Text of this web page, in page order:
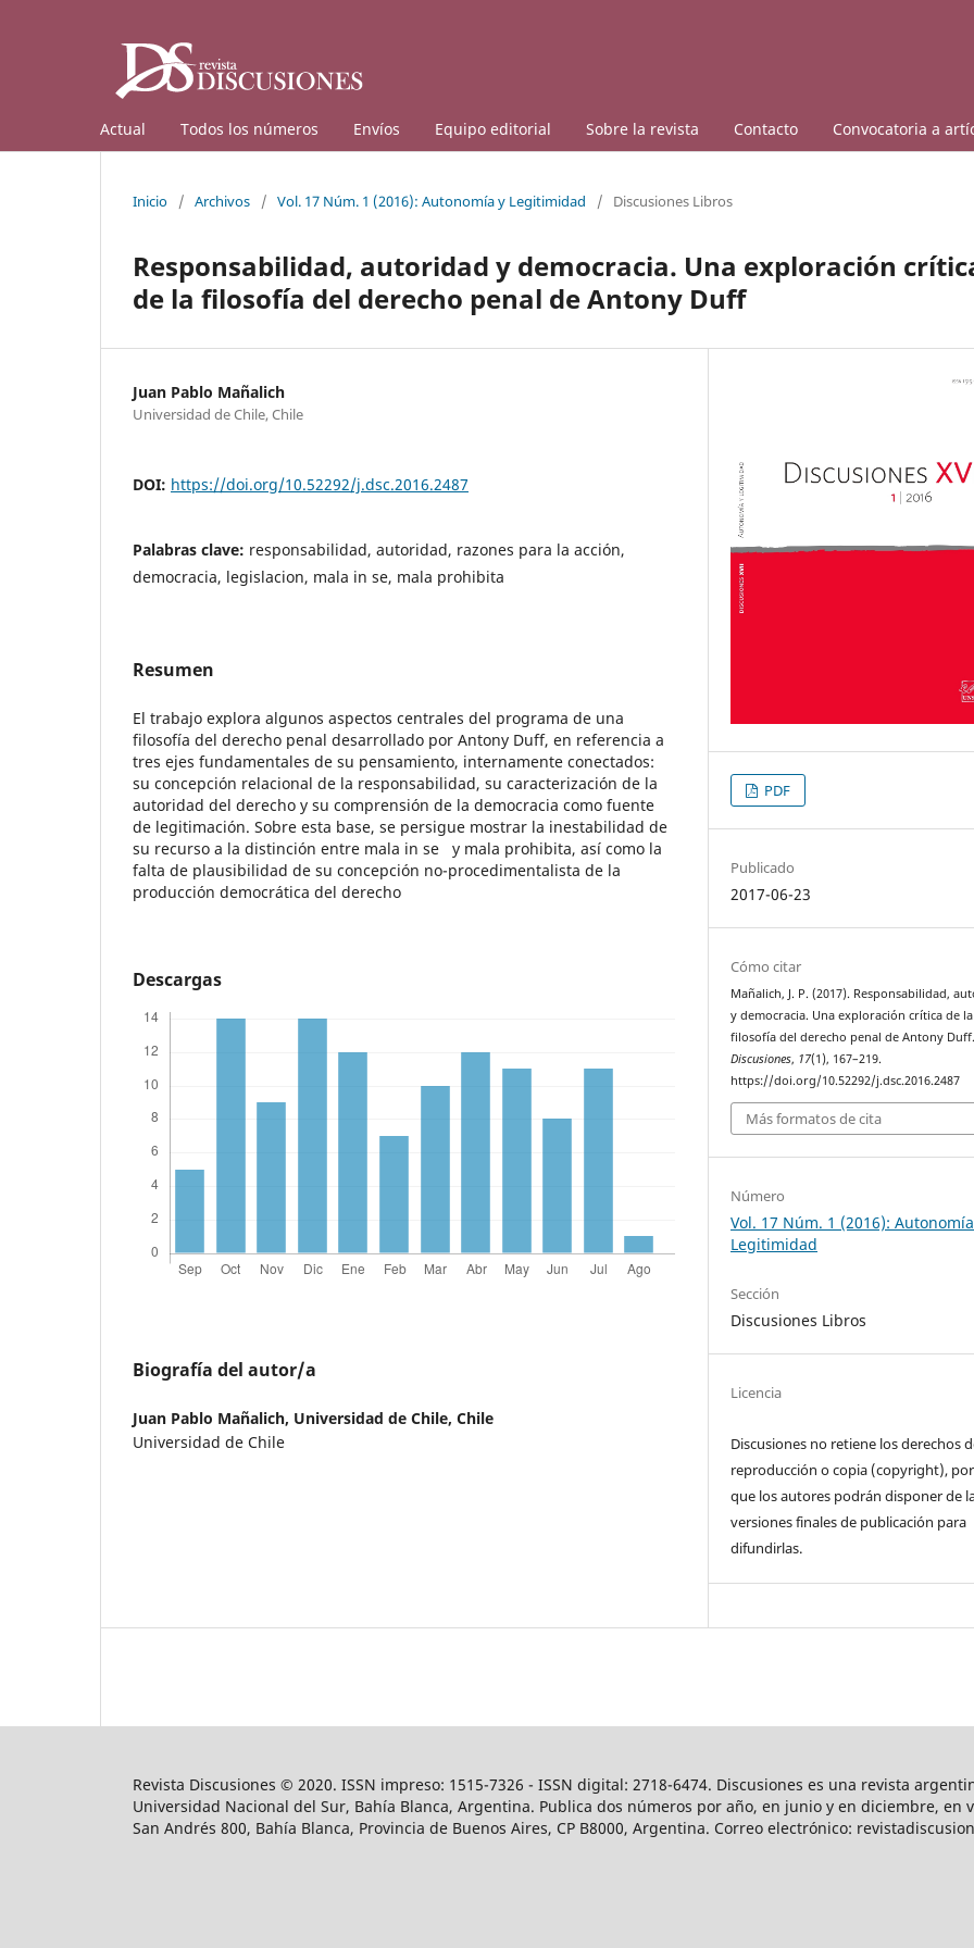
Actual Todos los números Envíos Equipo editorial Sobre la revista Contacto Convocatoria a
Inicio / Archivos / Vol. 17 Núm. 1 (2016): Autonomía y Legitimidad / Discusiones Libros
Responsabilidad, autoridad y democracia. Una exploración
de la filosofía del derecho penal de Antony Duff
Juan Pablo Mañalich
Universidad de Chile, Chile
DOI: https://doi.org/10.52292/j.dsc.2016.2487
Palabras clave: responsabilidad, autoridad, razones para la acción,
democracia, legislacion, mala in se, mala prohibita
Resumen
El trabajo explora algunos aspectos centrales del programa de una
filosofía del derecho penal desarrollado por Antony Duff, en referencia a
tres ejes fundamentales de su pensamiento, internamente conectados:
su concepción relacional de la responsabilidad, su caracterización de la
autoridad del derecho y su comprensión de la democracia como fuente
de legitimación. Sobre esta base, se persigue mostrar la inestabilidad de
su recurso a la distinción entre mala in se y mala prohibita, así como la
falta de plausibilidad de su concepción no-procedimentalista de la
producción democrática del derecho
Descargas
Biografía del autor/a
Juan Pablo Mañalich, Universidad de Chile, Chile
Universidad de Chile
PDF
Publicado
2017-06-23
Cómo citar
Mañalich, J. P. (2017). Responsabilidad,
y democracia. Una exploración crítica de la
filosofía del derecho penal de Antony Duff.
Discusiones, 17(1), 167–219.
https://doi.org/10.52292/j.dsc.2016.2487
Más formatos de cita
Número
Vol. 17 Núm. 1 (2016):
Legitimidad
Sección
Discusiones Libros
Licencia
Discusiones no retiene los derechos
reproducción o copia (copyright),
que los autores podrán disponer de
versiones finales de publicación para
difundirlas.
Revista Discusiones © 2020. ISSN impreso: 1515-7326 - ISSN digital: 2718-6474. Discusiones es una revista
Universidad Nacional del Sur, Bahía Blanca, Argentina. Publica dos números por año, en junio y en diciembre, en
San Andrés 800, Bahía Blanca, Provincia de Buenos Aires, CP B8000, Argentina. Correo electrónico: